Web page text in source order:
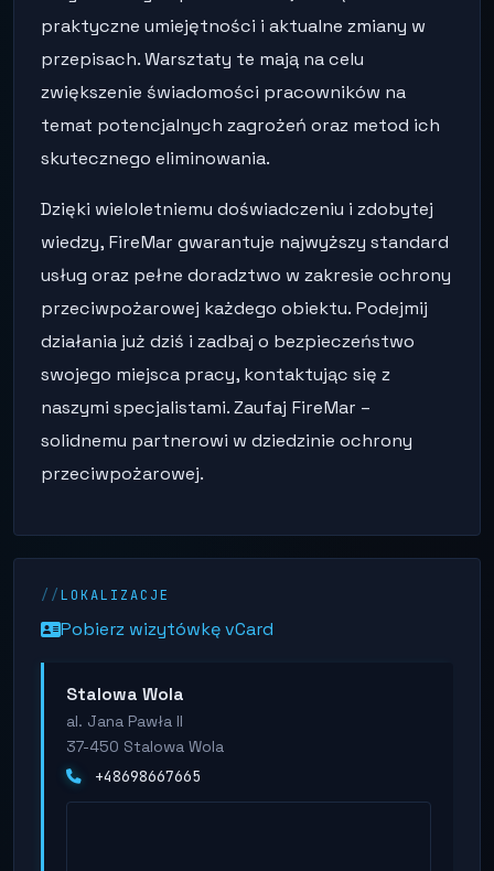
praktyczne umiejętności i aktualne zmiany w
przepisach. Warsztaty te mają na celu
zwiększenie świadomości pracowników na
temat potencjalnych zagrożeń oraz metod ich
skutecznego eliminowania.
Dzięki wieloletniemu doświadczeniu i zdobytej
wiedzy, FireMar gwarantuje najwyższy standard
usług oraz pełne doradztwo w zakresie ochrony
przeciwpożarowej każdego obiektu. Podejmij
działania już dziś i zadbaj o bezpieczeństwo
swojego miejsca pracy, kontaktując się z
naszymi specjalistami. Zaufaj FireMar –
solidnemu partnerowi w dziedzinie ochrony
przeciwpożarowej.
LOKALIZACJE
Pobierz wizytówkę vCard
Stalowa Wola
al. Jana Pawła II
37-450 Stalowa Wola
+48698667665